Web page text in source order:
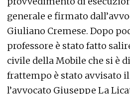
generale e firmato
Giuliano Cremese. Dopo
professore è stato fatto
civile della Mobile che si è
frattempo è stato avvisato
l’avvocato Giuseppe La